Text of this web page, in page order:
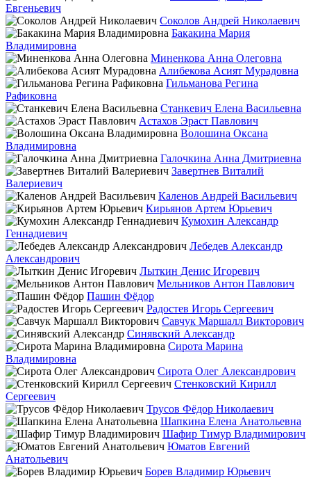
Евгеньевич
Соколов Андрей Николаевич
Бакакина Мария
Владимировна
Миненкова Анна Олеговна
Алибекова Асият Мурадовна
Гильманова Регина
Рафиковна
Станкевич Елена Васильевна
Астахов Эраст Павлович
Волошина Оксана
Владимировна
Галочкина Анна Дмитриевна
Завертнев Виталий
Валериевич
Каленов Андрей Васильевич
Кирьянов Артем Юрьевич
Кумохин Александр
Геннадиевич
Лебедев Александр
Александрович
Лыткин Денис Игоревич
Мельников Антон Павлович
Пашин Фёдор
Радостев Игорь Сергеевич
Савчук Маршалл Викторович
Синявский Александр
Сирота Марина
Владимировна
Сирота Олег Александрович
Стенковский Кирилл
Сергеевич
Трусов Фёдор Николаевич
Шапкина Елена Анатольевна
Шафир Тимур Владимирович
Юматов Евгений
Анатольевич
Борев Владимир Юрьевич